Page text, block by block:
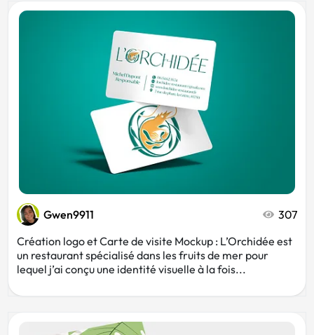
Gwen9911
307
Création logo et Carte de visite Mockup : L’Orchidée est
un restaurant spécialisé dans les fruits de mer pour
lequel j’ai conçu une identité visuelle à la fois...